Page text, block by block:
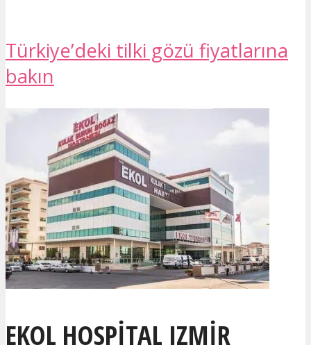
Türkiye’deki tilki gözü fiyatlarına
bakın
EKOL HOSPITAL IZMIR